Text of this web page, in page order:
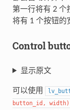
第一行将有 2 个
将有 1 个按钮的
Control
显示原文
可以使用
button_id , width)